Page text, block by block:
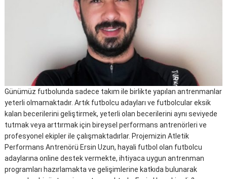
Günümüz futbolunda sadece takım ile birlikte yapılan antrenmanlar
yeterli olmamaktadır. Artık futbolcu adayları ve futbolcular eksik
kalan becerilerini geliştirmek, yeterli olan becerilerini aynı seviyede
tutmak veya arttırmak için bireysel performans antrenörleri ve
profesyonel ekipler ile çalışmaktadırlar. Projemizin Atletik
Performans Antrenörü Ersin Uzun, hayali futbol olan futbolcu
adaylarına online destek vermekte, ihtiyaca uygun antrenman
programları hazırlamakta ve gelişimlerine katkıda bulunarak